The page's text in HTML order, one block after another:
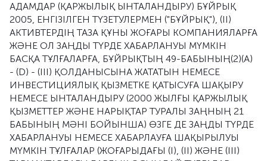
АДАМДАР (ҚАРЖЫЛЫҚ ЫНТАЛАНДЫРУ) БҰЙРЫҚ
2005, ЕНГІЗІЛГЕН ТҮЗЕТУЛЕРМЕН ("БҰЙРЫҚ"), (II)
АКТИВТЕРДІҢ ТАЗА ҚҰНЫ ЖОҒАРЫ КОМПАНИЯЛАРҒА
ЖӘНЕ ОЛ ЗАҢДЫ ТҮРДЕ ХАБАРЛАНУЫ МҮМКІН
БАСҚА ТҰЛҒАЛАРҒА, БҰЙРЫҚТЫҢ 49-БАБЫНЫҢ(2)(A)
- (D) - (III) ҚОЛДАНЫСЫНА ЖАТАТЫН НЕМЕСЕ
ИНВЕСТИЦИЯЛЫҚ ҚЫЗМЕТКЕ ҚАТЫСУҒА ШАҚЫРУ
НЕМЕСЕ ЫНТАЛАНДЫРУ (2000 ЖЫЛҒЫ ҚАРЖЫЛЫҚ
ҚЫЗМЕТТЕР ЖӘНЕ НАРЫҚТАР ТУРАЛЫ ЗАҢНЫҢ 21
БАБЫНЫҢ МӘНІ БОЙЫНША) ӨЗГЕ ДЕ ЗАҢДЫ ТҮРДЕ
ХАБАРЛАНУЫ НЕМЕСЕ ХАБАРЛАУҒА ШАҚЫРЫЛУЫ
МҮМКІН ТҰЛҒАЛАР (ЖОҒАРЫДАҒЫ (I), (II) ЖӘНЕ (III)